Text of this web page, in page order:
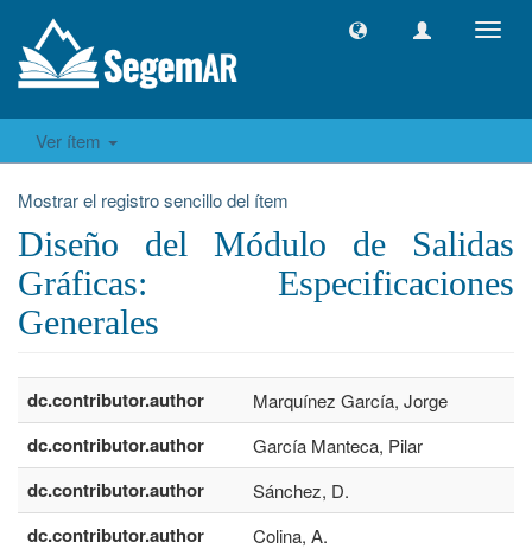
Ver ítem
Mostrar el registro sencillo del ítem
Diseño del Módulo de Salidas
Gráficas: Especificaciones
Generales
dc.contributor.author Marquínez García, Jorge
dc.contributor.author García Manteca, Pilar
dc.contributor.author Sánchez, D.
dc.contributor.author Colina, A.